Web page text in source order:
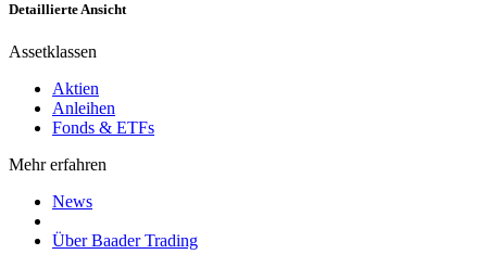
Detaillierte Ansicht
Assetklassen
Aktien
Anleihen
Fonds & ETFs
Mehr erfahren
News
Über Baader Trading